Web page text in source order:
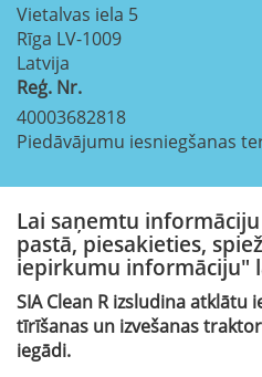
Vietalvas iela 5
Rīga LV-1009
Latvija
Reģ. Nr.
40003682818
Piedāvājumu iesniegšanas
Lai saņemtu
pastā, piesakieties,
iepirkumu informāciju"
SIA Clean R izsludina atklātu
tīrīšanas un izvešanas
iegādi.